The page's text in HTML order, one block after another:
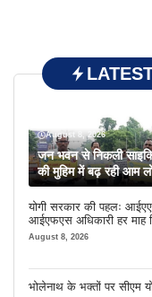
August 8, 2026
जन भवन से निकली
की मुहिम में बढ़ रही आम
योगी सरकार की पहलः
आईएफएस अधिकारी हर माह
August 8, 2026
भोलेनाथ के भक्तों पर सीएम